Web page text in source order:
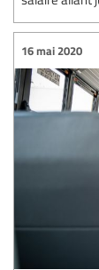
16 mai 2020